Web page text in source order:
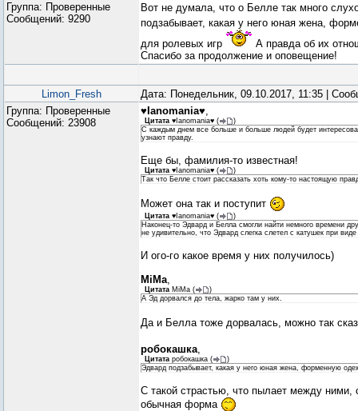
Группа: Проверенные
Сообщений: 9290
Вот не думала, что о Белле так много
подзабывает, какая у него юная жена,
для ролевых игр
А правда об их
Спасибо за продолжение и оповещение!
Limon_Fresh
Дата: Понедельник, 09.10.2017, 11:35 |
Группа: Проверенные
Сообщений: 23908
♥Ianomania♥,
Цитата ♥Ianomania♥ (
)
С каждым днем все больше и больше людей будет
узнают правду.
Еще бы, фамилия-то известная!
Цитата ♥Ianomania♥ (
)
Так что Белле стоит рассказать хоть кому-то настоящую
Может она так и поступит
Цитата ♥Ianomania♥ (
)
Наконец-то Эдвард и Белла смогли найти немного времени
не удивительно, что Эдвард слегка слетел с катушек при
И ого-го какое время у них получилось)
MiMa,
Цитата MiMa (
)
А Эд дорвался до тела, жарко там у них.
Да и Белла тоже дорвалась, можно так
робокашка,
Цитата робокашка (
)
Эдвард подзабывает, какая у него юная жена, форменную
С такой страстью, что пылает между
обычная форма